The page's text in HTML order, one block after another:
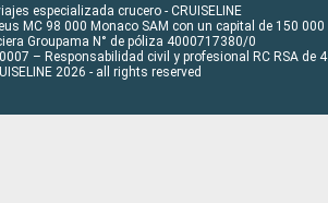
especializada crucero - CRUISELINE
MC 98 000 Monaco SAM con un capital de 150 000
Groupama N° de póliza 4000717380/0
– Responsabilidad civil y profesional RC RSA de
2026 - all rights reserved